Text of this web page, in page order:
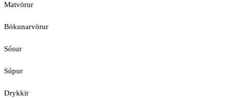
Matvörur
Bökunarvörur
Sósur
Súpur
Drykkir